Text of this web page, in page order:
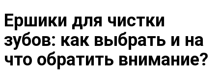
Ершики для чистки
зубов: как выбрать и на
что обратить внимание?